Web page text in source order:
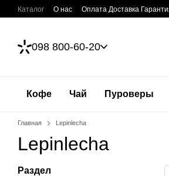
Перейти к основному контенту
Каталог О нас Оплата Доставка
098 800-60-20
Кофе Чай Пуроверы
Главная Lepinlecha
Lepinlecha
Раздел